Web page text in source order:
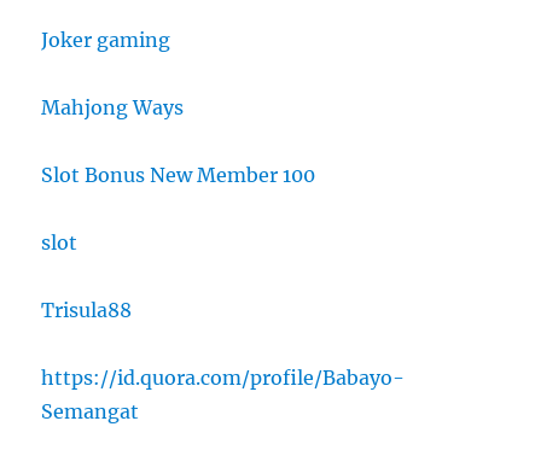
Joker gaming
Mahjong Ways
Slot Bonus New Member 100
slot
Trisula88
https://id.quora.com/profile/Babayo-
Semangat